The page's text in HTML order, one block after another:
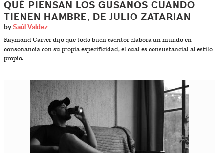
QUÉ PIENSAN LOS GUSANOS CUANDO
TIENEN HAMBRE, DE JULIO ZATARIAN
by Saúl Valdez
Raymond Carver dijo que todo buen escritor elabora un mundo en
consonancia con su propia especificidad, el cual es consustancial al estilo
propio.